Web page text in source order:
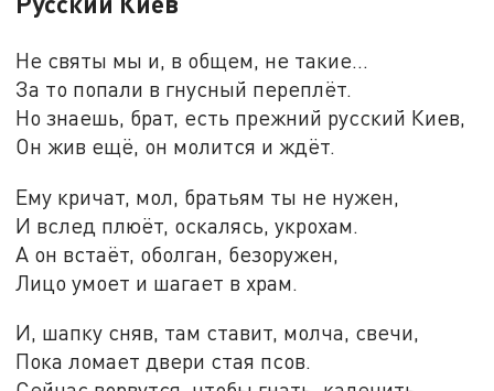
Не святы мы и, в общем, не такие...
За то попали в гнусный переплёт.
Но знаешь, брат, есть прежний русский Киев,
Он жив ещё, он молится и ждёт.
Ему кричат, мол, братьям ты не нужен,
И вслед плюёт, оскалясь, укрохам.
А он встаёт, оболган, безоружен,
Лицо умоет и шагает в храм.
И, шапку сняв, там ставит, молча, свечи,
Пока ломает двери стая псов.